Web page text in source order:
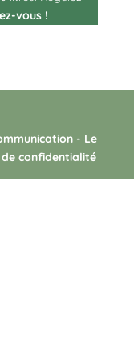
vous !
- Le
de confidentialité